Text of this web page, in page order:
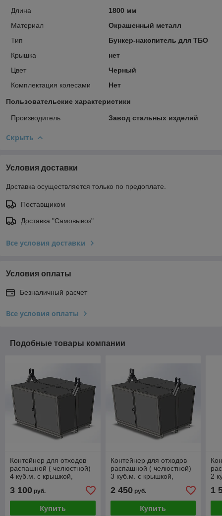
Длина
1800 мм
Материал
Окрашенный металл
Тип
Бункер-накопитель для ТБО
Крышка
нет
Цвет
Черный
Комплектация колесами
Нет
Пользовательские характеристики
Производитель Завод стальных изделий
Скрыть
Условия доставки
Доставка осуществляется только по предоплате.
Поставщиком
Доставка "Самовывоз"
Все условия доставки
Условия оплаты
Безналичный расчет
Все условия оплаты
Подобные товары компании
Контейнер для отходов
распашной ( челюстной)
4 куб.м. с крышкой,
3 100 руб.
Купить
Контейнер для отходов
распашной ( челюстной)
3 куб.м. с крышкой,
2 450руб.
Купить
2
1